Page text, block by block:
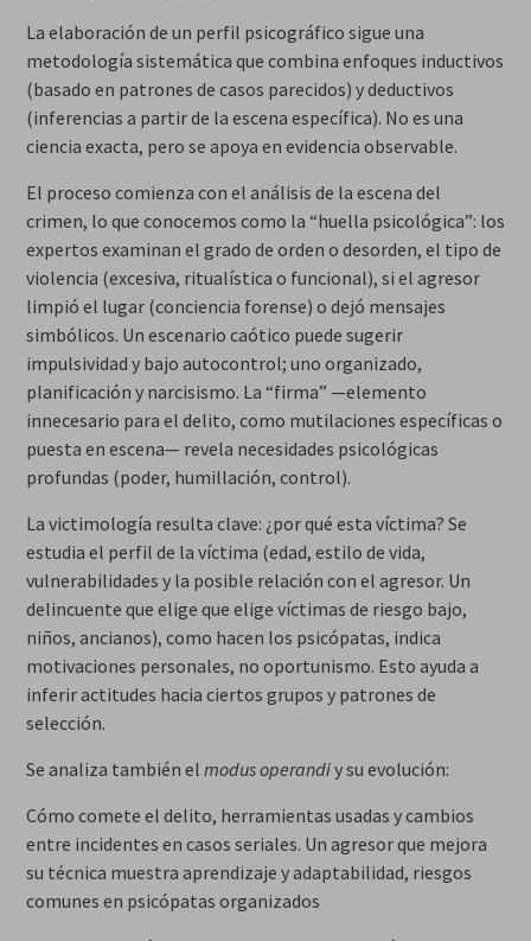
La elaboración de un perfil psicográfico sigue una
metodología sistemática que combina enfoques inductivos
(basado en patrones de casos parecidos) y deductivos
(inferencias a partir de la escena específica). No es una
ciencia exacta, pero se apoya en evidencia observable.
El proceso comienza con el análisis de la escena del
crimen, lo que conocemos como la “huella psicológica”: los
expertos examinan el grado de orden o desorden, el tipo de
violencia (excesiva, ritualística o funcional), si el agresor
limpió el lugar (conciencia forense) o dejó mensajes
simbólicos. Un escenario caótico puede sugerir
impulsividad y bajo autocontrol; uno organizado,
planificación y narcisismo. La “firma” —elemento
innecesario para el delito, como mutilaciones específicas o
puesta en escena— revela necesidades psicológicas
profundas (poder, humillación, control).
La victimología resulta clave: ¿por qué esta víctima? Se
estudia el perfil de la víctima (edad, estilo de vida,
vulnerabilidades y la posible relación con el agresor. Un
delincuente que elige que elige víctimas de riesgo bajo,
niños, ancianos), como hacen los psicópatas, indica
motivaciones personales, no oportunismo. Esto ayuda a
inferir actitudes hacia ciertos grupos y patrones de
selección.
Se analiza también el modus operandiy su evolución:
Cómo comete el delito, herramientas usadas y cambios
entre incidentes en casos seriales. Un agresor que mejora
su técnica muestra aprendizaje y adaptabilidad, riesgos
comunes en psicópatas organizados